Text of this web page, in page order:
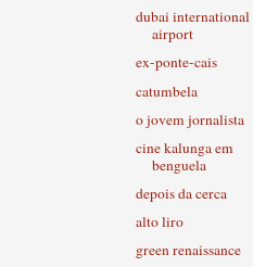
dubai international
airport
ex-ponte-cais
catumbela
o jovem jornalista
cine kalunga em
benguela
depois da cerca
alto liro
green renaissance